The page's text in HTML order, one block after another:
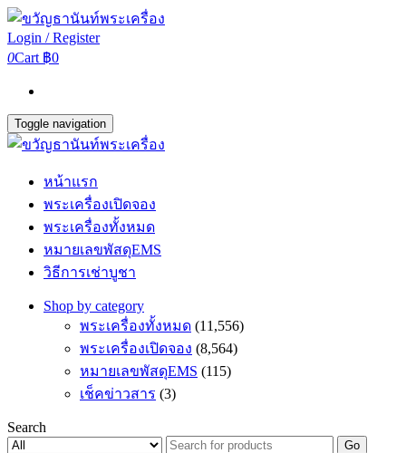
Login / Register
0Cart ฿0
Toggle navigation
หน้าแรก
พระเครื่องเปิดจอง
พระเครื่องทั้งหมด
หมายเลขพัสดุEMS
วิธีการเช่าบูชา
Shop by category
พระเครื่องทั้งหมด (11,556)
พระเครื่องเปิดจอง (8,564)
หมายเลขพัสดุEMS (115)
เช็คข่าวสาร (3)
Search
Go